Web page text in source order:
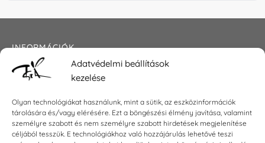
Adatvédelmi beállítások
kezelése
Olyan technológiákat használunk, mint a sütik, az eszközinformációk
tárolására és/vagy elérésére. Ezt a böngészési élmény javítása, valamint
személyre szabott és nem személyre szabott hirdetések megjelenítése
céljából tesszük. E technológiákhoz való hozzájárulás lehetővé teszi
INFORMÁCIÓK
Általános szerződési feltételek
Impresszum